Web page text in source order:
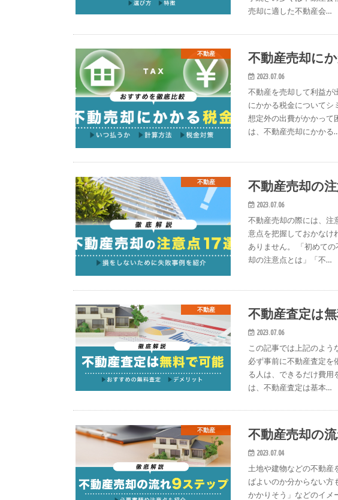
売却に適した不動産会…
不動産 不動産売却に
2023.07.06
不動産を売却して利益が
にかかる税金についてシ
想定外の出費がかかって
は、不動産売却にかかる
不動産 不動産売却の
2023.07.06
不動産売却の際には、注
意点を把握しておかなけ
ありません。 「初めて
却の注意点とは」「不…
不動産 不動産査定は無
2023.07.06
この記事では上記のよう
必ず事前に不動産査定を
る人は、できるだけ費用
は、不動産査定は基本…
不動産 不動産売却の
2023.07.04
土地や建物などの不動産
ばよいのか分からない方
かかりそう」などのイメ